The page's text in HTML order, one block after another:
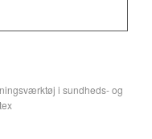
i sundheds- og